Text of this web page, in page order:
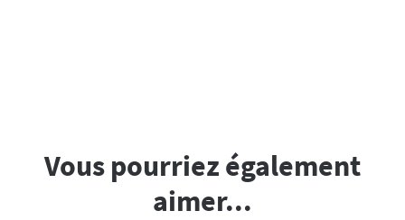
Vous pourriez également
aimer...